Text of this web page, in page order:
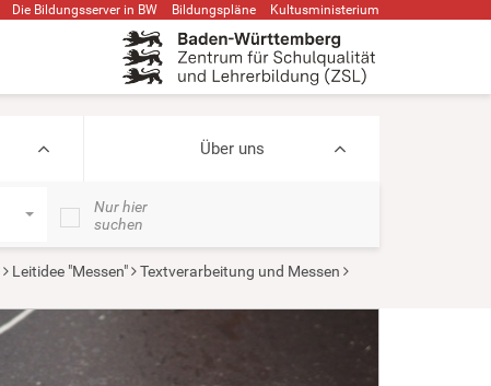
Die Bildungsserver in BW Bildungspläne Kultusministerium
Über uns
Nur hier
suchen
Leitidee "Messen"
Textverarbeitung und Messen